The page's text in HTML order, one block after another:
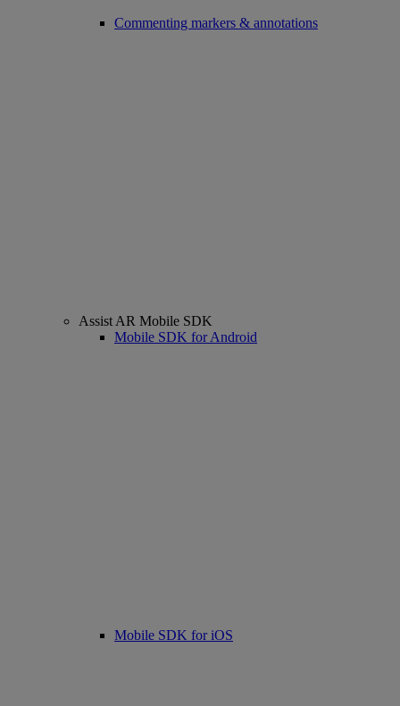
Commenting markers & annotations
Assist AR Mobile SDK
Mobile SDK for Android
Mobile SDK for iOS